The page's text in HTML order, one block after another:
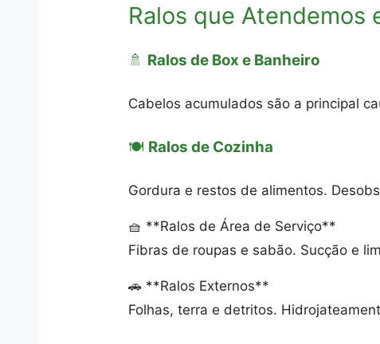
Ralos que Atendemos
🚿 Ralos de Box e Banheiro
Cabelos acumulados são a principal
🍽️ Ralos de Cozinha
Gordura e restos de alimentos.
🧺 **Ralos de Área de Serviço**
Fibras de roupas e sabão. Sucção e
🚗 **Ralos Externos**
Folhas, terra e detritos.